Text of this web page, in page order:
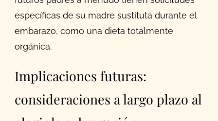
específicas de su madre sustituta durante el
embarazo, como una dieta totalmente
orgánica.
Implicaciones futuras:
consideraciones a largo plazo al